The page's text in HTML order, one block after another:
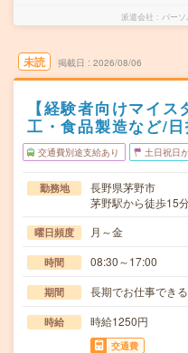
派遣会社 パーソ
未読 掲載日 2026/08/06
【経験者向けマイ
工・食品製造など/
交通費別途支給あり 土日祝日
勤務地
長野県茅野市
茅野駅から徒歩15
曜日頻度 月～金
時間 08:30～17:00
期間 長期でお仕事でき
時給 時給1250円
交通費